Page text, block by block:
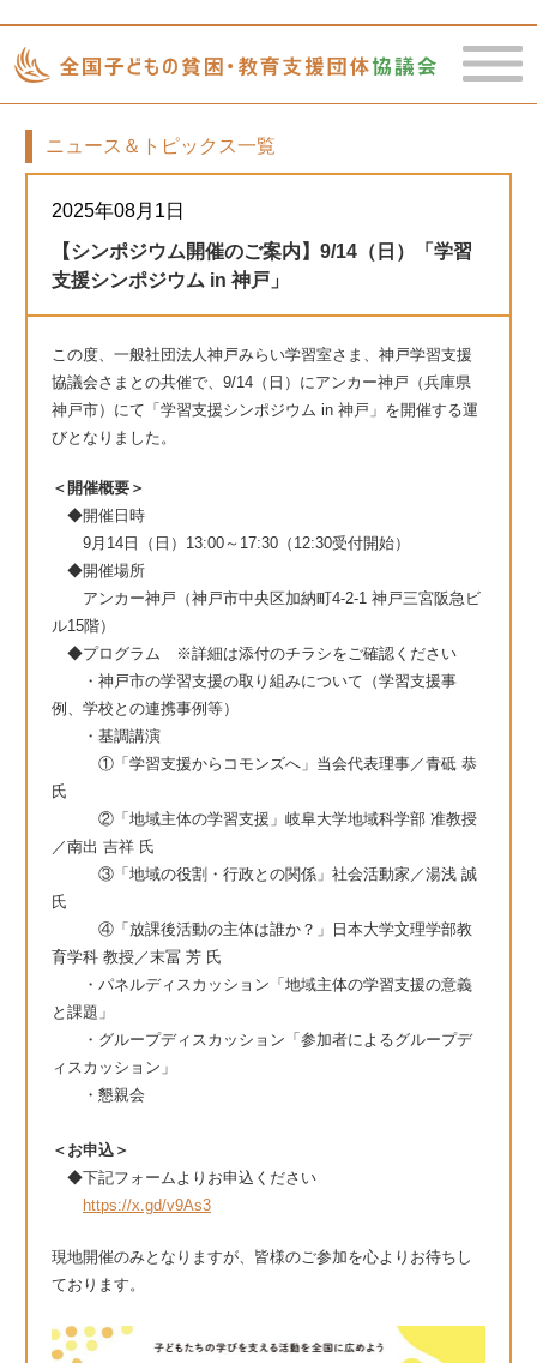
ニュース＆トピックス一覧
2025年08月1日
【シンポジウム開催のご案内】9/14（日）「学習
支援シンポジウム in 神戸」
この度、一般社団法人神戸みらい学習室さま、神戸学習支援
協議会さまとの共催で、9/14（日）にアンカー神戸（兵庫県
神戸市）にて「学習支援シンポジウム in 神戸」を開催する運
びとなりました。
＜開催概要＞
◆開催日時
9月14日（日）13:00～17:30（12:30受付開始）
◆開催場所
アンカー神戸（神戸市中央区加納町4-2-1 神戸三宮阪急ビ
ル15階）
◆プログラム ※詳細は添付のチラシをご確認ください
・神戸市の学習支援の取り組みについて（学習支援事
例、学校との連携事例等）
・基調講演
①「学習支援からコモンズへ」当会代表理事／青砥 恭
氏
②「地域主体の学習支援」岐阜大学地域科学部 准教授
／南出 吉祥 氏
③「地域の役割・行政との関係」社会活動家／湯浅 誠
氏
④「放課後活動の主体は誰か？」日本大学文理学部教
育学科 教授／末冨 芳 氏
・パネルディスカッション「地域主体の学習支援の意義
と課題」
・グループディスカッション「参加者によるグループデ
ィスカッション」
・懇親会
＜お申込＞
◆下記フォームよりお申込ください
https://x.gd/v9As3
現地開催のみとなりますが、皆様のご参加を心よりお待ちし
ております。